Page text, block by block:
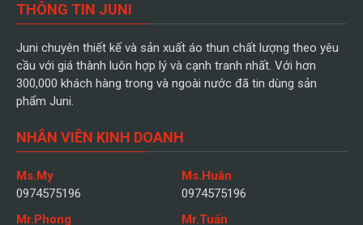
THÔNG TIN JUNI
Juni chuyên thiết kế và sản xuất áo thun chất lượng theo yêu
cầu với giá thành luôn hợp lý và cạnh tranh nhất. Với hơn
300,000 khách hàng trong và ngoài nước đã tin dùng sản
phẩm Juni.
NHÂN VIÊN KINH DOANH
Ms.My
0974575196
Ms.Huân
0974575196
Mr.Phong
Mr.Tuấn